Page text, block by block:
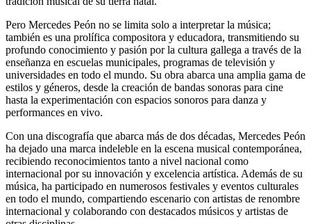
Pero Mercedes Peón no se limita solo a interpretar la música;
también es una prolífica compositora y educadora, transmitiendo su
profundo conocimiento y pasión por la cultura gallega a través de la
enseñanza en escuelas municipales, programas de televisión y
universidades en todo el mundo. Su obra abarca una amplia gama de
estilos y géneros, desde la creación de bandas sonoras para cine
hasta la experimentación con espacios sonoros para danza y
performances en vivo.
Con una discografía que abarca más de dos décadas, Mercedes Peón
ha dejado una marca indeleble en la escena musical contemporánea,
recibiendo reconocimientos tanto a nivel nacional como
internacional por su innovación y excelencia artística. Además de su
música, ha participado en numerosos festivales y eventos culturales
en todo el mundo, compartiendo escenario con artistas de renombre
internacional y colaborando con destacados músicos y artistas de